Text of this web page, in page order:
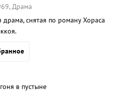
Драма
драма, снятая по роману Хораса